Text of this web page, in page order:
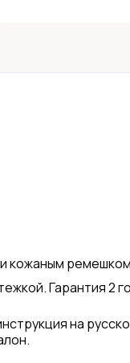
кожаным
Гарантия 2
на